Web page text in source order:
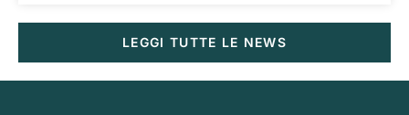
LEGGI TUTTE LE NEWS